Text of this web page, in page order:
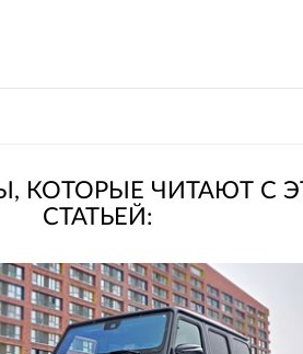
КОТОРЫЕ ЧИТАЮТ С
СТАТЬЕЙ: